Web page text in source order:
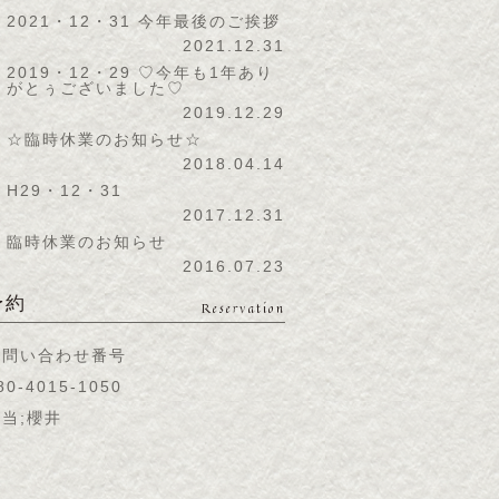
2021・12・31 今年最後のご挨拶
2021.12.31
2019・12・29 ♡今年も1年あり
がとぅございました♡
2019.12.29
☆臨時休業のお知らせ☆
2018.04.14
H29・12・31
2017.12.31
臨時休業のお知らせ
2016.07.23
約 Reservation
い合わせ番号
4015-1050
;櫻井